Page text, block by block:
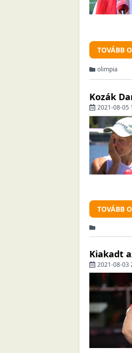
TOVÁBB
olimpia
Kozák
2021-08-05
TOVÁBB
Kiakadt
2021-08-03